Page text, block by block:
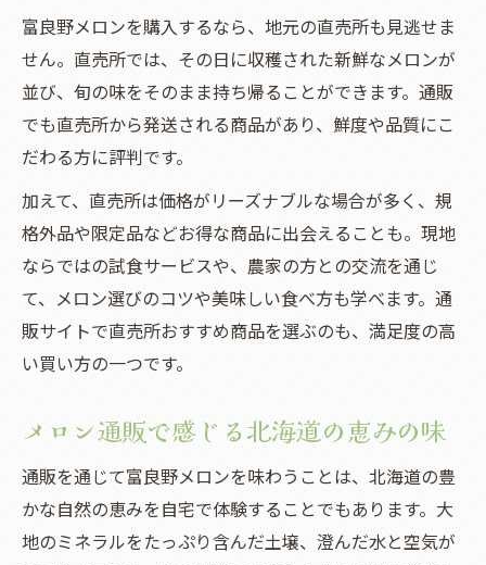
富良野メロンを購入するなら、地元の直売所も見逃せま
せん。直売所では、その日に収穫された新鮮なメロンが
並び、旬の味をそのまま持ち帰ることができます。通販
でも直売所から発送される商品があり、鮮度や品質にこ
だわる方に評判です。
加えて、直売所は価格がリーズナブルな場合が多く、規
格外品や限定品などお得な商品に出会えることも。現地
ならではの試食サービスや、農家の方との交流を通じ
て、メロン選びのコツや美味しい食べ方も学べます。通
販サイトで直売所おすすめ商品を選ぶのも、満足度の高
い買い方の一つです。
メロン通販で感じる北海道の恵みの味
通販を通じて富良野メロンを味わうことは、北海道の豊
かな自然の恵みを自宅で体験することでもあります。大
地のミネラルをたっぷり含んだ土壌、澄んだ水と空気が